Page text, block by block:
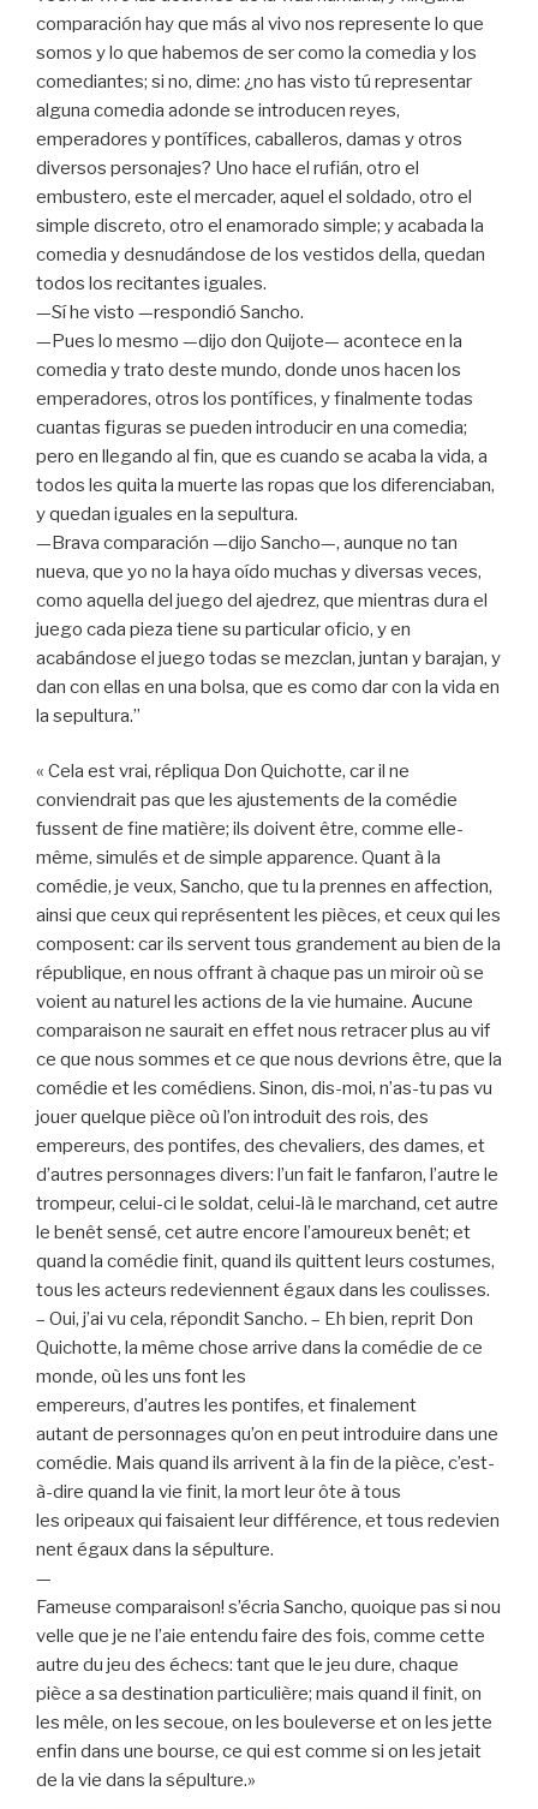
comparación hay que más al vivo nos represente lo que
somos y lo que habemos de ser como la comedia y los
comediantes; si no, dime: ¿no has visto tú representar
alguna comedia adonde se introducen reyes,
emperadores y pontífices, caballeros, damas y otros
diversos personajes? Uno hace el rufián, otro el
embustero, este el mercader, aquel el soldado, otro el
simple discreto, otro el enamorado simple; y acabada la
comedia y desnudándose de los vestidos della, quedan
todos los recitantes iguales.
—Sí he visto —respondió Sancho.
—Pues lo mesmo —dijo don Quijote— acontece en la
comedia y trato deste mundo, donde unos hacen los
emperadores, otros los pontífices, y finalmente todas
cuantas figuras se pueden introducir en una comedia;
pero en llegando al fin, que es cuando se acaba la vida, a
todos les quita la muerte las ropas que los diferenciaban,
y quedan iguales en la sepultura.
—Brava comparación —dijo Sancho—, aunque no tan
nueva, que yo no la haya oído muchas y diversas veces,
como aquella del juego del ajedrez, que mientras dura el
juego cada pieza tiene su particular oficio, y en
acabándose el juego todas se mezclan, juntan y barajan, y
dan con ellas en una bolsa, que es como dar con la vida en
la sepultura.”
« Cela est vrai, répliqua Don Quichotte, car il ne
conviendrait pas que les ajustements de la comédie
fussent de fine matière; ils doivent être, comme elle-
même, simulés et de simple apparence. Quant à la
comédie, je veux, Sancho, que tu la prennes en affection,
ainsi que ceux qui représentent les pièces, et ceux qui les
composent: car ils servent tous grandement au bien de la
république, en nous offrant à chaque pas un miroir où se
voient au naturel les actions de la vie humaine. Aucune
comparaison ne saurait en effet nous retracer plus au vif
ce que nous sommes et ce que nous devrions être, que la
comédie et les comédiens. Sinon, dis-moi, n’as-tu pas vu
jouer quelque pièce où l’on introduit des rois, des
empereurs, des pontifes, des chevaliers, des dames, et
d’autres personnages divers: l’un fait le fanfaron, l’autre le
trompeur, celui-ci le soldat, celui-là le marchand, cet autre
le benêt sensé, cet autre encore l’amoureux benêt; et
quand la comédie finit, quand ils quittent leurs costumes,
tous les acteurs redeviennent égaux dans les coulisses.
– Oui, j’ai vu cela, répondit Sancho. – Eh bien, reprit Don
Quichotte, la même chose arrive dans la comédie de ce
monde, où les uns font les
empereurs, d’autres les pontifes, et finalement
autant de personnages qu’on en peut introduire dans une
comédie. Mais quand ils arrivent à la fin de la pièce, c’est-
à-dire quand la vie finit, la mort leur ôte à tous
les oripeaux qui faisaient leur différence, et tous redevien
nent égaux dans la sépulture.
—
Fameuse comparaison! s’écria Sancho, quoique pas si nou
velle que je ne l’aie entendu faire des fois, comme cette
autre du jeu des échecs: tant que le jeu dure, chaque
pièce a sa destination particulière; mais quand il finit, on
les mêle, on les secoue, on les bouleverse et on les jette
enfin dans une bourse, ce qui est comme si on les jetait
de la vie dans la sépulture.»